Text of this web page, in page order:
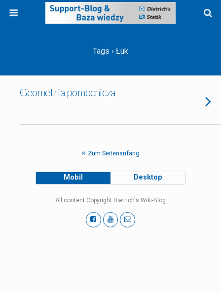
Tags › Łuk
Geometria pomocnicza
Zum Seitenanfang
Mobil Desktop
All content Copyright Dietrich's Wiki-Blog